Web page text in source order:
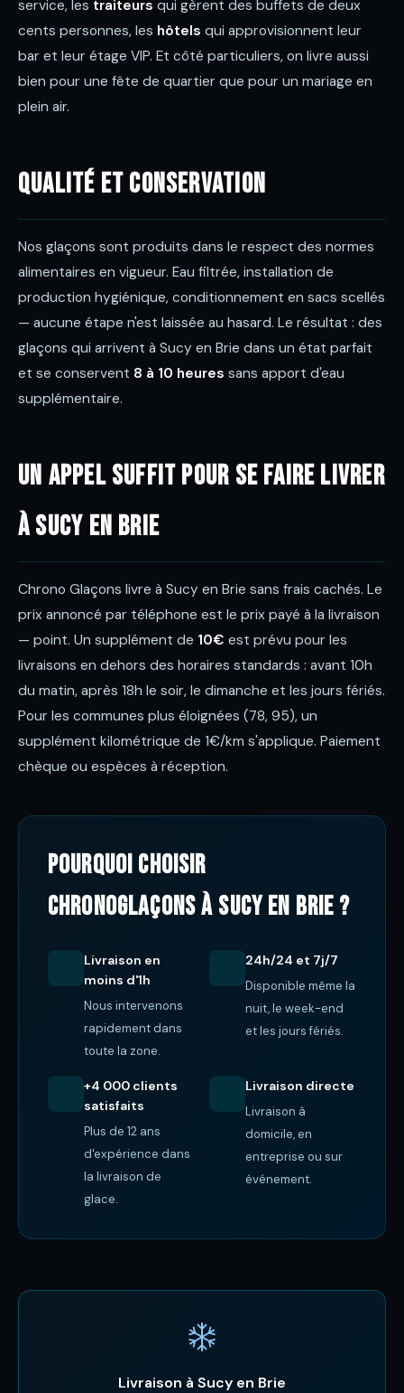
service, les traiteurs qui gèrent des buffets de deux
cents personnes, les hôtels qui approvisionnent leur
bar et leur étage VIP. Et côté particuliers, on livre aussi
bien pour une fête de quartier que pour un mariage en
plein air.
Qualité et conservation
Nos glaçons sont produits dans le respect des normes
alimentaires en vigueur. Eau filtrée, installation de
production hygiénique, conditionnement en sacs scellés
— aucune étape n'est laissée au hasard. Le résultat : des
glaçons qui arrivent à Sucy en Brie dans un état parfait
et se conservent 8 à 10 heures sans apport d'eau
supplémentaire.
Un appel suffit pour se faire livrer
à Sucy en Brie
Chrono Glaçons livre à Sucy en Brie sans frais cachés. Le
prix annoncé par téléphone est le prix payé à la livraison
— point. Un supplément de 10€ est prévu pour les
livraisons en dehors des horaires standards : avant 10h
du matin, après 18h le soir, le dimanche et les jours fériés.
Pour les communes plus éloignées (78, 95), un
supplément kilométrique de 1€/km s'applique. Paiement
chèque ou espèces à réception.
Pourquoi choisir
ChronoGlaçons à Sucy en Brie ?
Livraison en
moins d'1h
Nous intervenons
rapidement dans
toute la zone.
24h/24 et 7j/7
Disponible même la
nuit, le week-end
et les jours fériés.
+4 000 clients
satisfaits
Plus de 12 ans
d'expérience dans
la livraison de
glace.
Livraison directe
Livraison à
domicile, en
entreprise ou sur
événement.
Livraison à Sucy en Brie